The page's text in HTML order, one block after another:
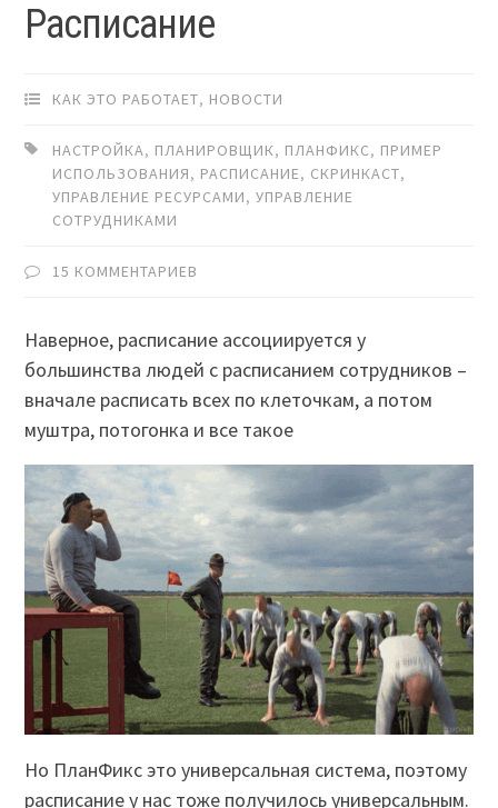
Расписание
КАК ЭТО РАБОТАЕТ, НОВОСТИ
НАСТРОЙКА, ПЛАНИРОВЩИК, ПЛАНФИКС, ПРИМЕР
ИСПОЛЬЗОВАНИЯ, РАСПИСАНИЕ, СКРИНКАСТ,
УПРАВЛЕНИЕ РЕСУРСАМИ,УПРАВЛЕНИЕ
СОТРУДНИКАМИ
15 КОММЕНТАРИЕВ
Наверное, расписание ассоциируется у
большинства людей с расписанием сотрудников –
вначале расписать всех по клеточкам, а потом
муштра, потогонка и все такое
Но ПланФикс это универсальная система, поэтому
расписание у нас тоже получилось универсальным.